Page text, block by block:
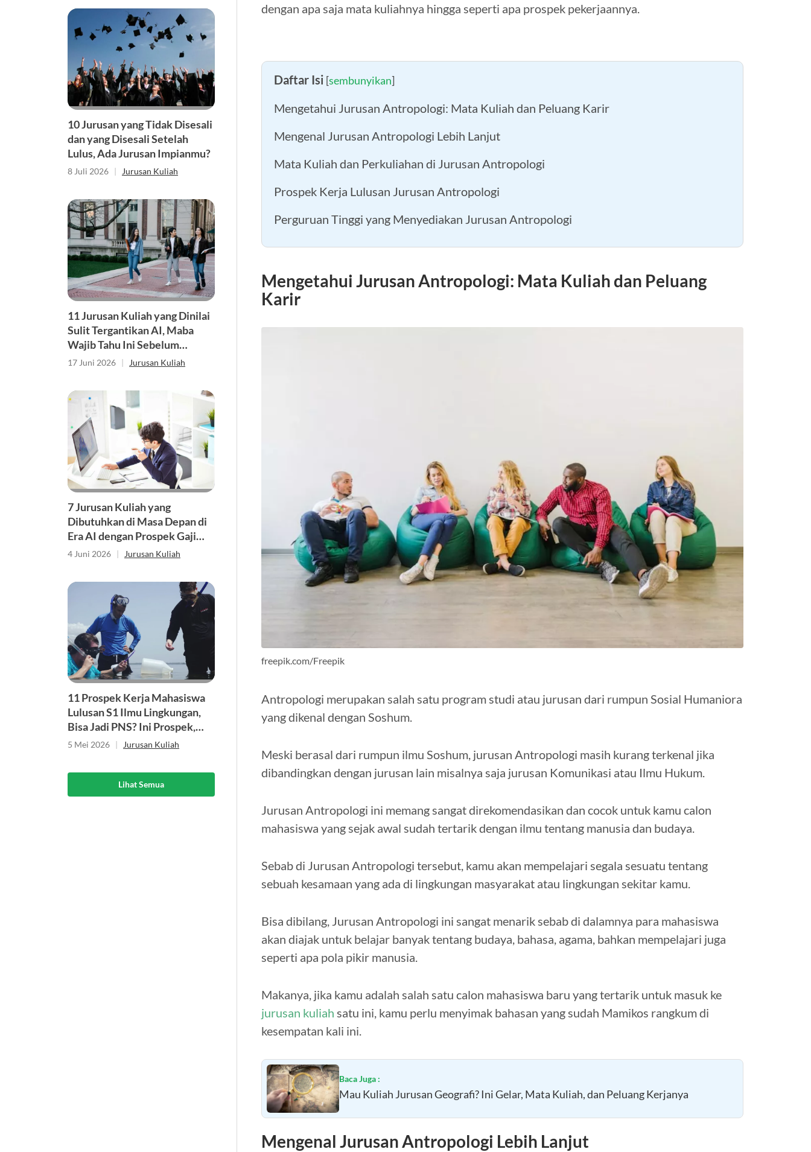
10 Jurusan yang Tidak Disesali
dan yang Disesali Setelah
Lulus, Ada Jurusan Impianmu?
8 Juli 2026 | Jurusan Kuliah
11 Jurusan Kuliah yang Dinilai
Sulit Tergantikan AI, Maba
Wajib Tahu Ini Sebelum
Memilih Jurusan
17 Juni 2026 | Jurusan Kuliah
7 Jurusan Kuliah yang
Dibutuhkan di Masa Depan di
Era AI dengan Prospek Gaji
Tinggi
4 Juni 2026 | Jurusan Kuliah
11 Prospek Kerja Mahasiswa
Lulusan S1 Ilmu Lingkungan,
Bisa Jadi PNS? Ini Prospek,
Skill, dan Gelarnya
5 Mei 2026 | Jurusan Kuliah
Lihat Semua
dengan apa saja mata kuliahnya hingga seperti apa prospek pekerjaannya.
Daftar Isi [sembunyikan]
Mengetahui Jurusan Antropologi: Mata Kuliah dan Peluang Karir
Mengenal Jurusan Antropologi Lebih Lanjut
Mata Kuliah dan Perkuliahan di Jurusan Antropologi
Prospek Kerja Lulusan Jurusan Antropologi
Perguruan Tinggi yang Menyediakan Jurusan Antropologi
Mengetahui Jurusan Antropologi: Mata Kuliah dan Peluang
Karir
freepik.com/Freepik
Antropologi merupakan salah satu program studi atau jurusan dari rumpun Sosial Humaniora
yang dikenal dengan Soshum.
Meski berasal dari rumpun ilmu Soshum, jurusan Antropologi masih kurang terkenal jika
dibandingkan dengan jurusan lain misalnya saja jurusan Komunikasi atau Ilmu Hukum.
Jurusan Antropologi ini memang sangat direkomendasikan dan cocok untuk kamu calon
mahasiswa yang sejak awal sudah tertarik dengan ilmu tentang manusia dan budaya.
Sebab di Jurusan Antropologi tersebut, kamu akan mempelajari segala sesuatu tentang
sebuah kesamaan yang ada di lingkungan masyarakat atau lingkungan sekitar kamu.
Bisa dibilang, Jurusan Antropologi ini sangat menarik sebab di dalamnya para mahasiswa
akan diajak untuk belajar banyak tentang budaya, bahasa, agama, bahkan mempelajari juga
seperti apa pola pikir manusia.
Makanya, jika kamu adalah salah satu calon mahasiswa baru yang tertarik untuk masuk ke
jurusan kuliah satu ini, kamu perlu menyimak bahasan yang sudah Mamikos rangkum di
kesempatan kali ini.
Baca Juga :
Mau Kuliah Jurusan Geografi? Ini Gelar, Mata Kuliah, dan Peluang Kerjanya
Mengenal Jurusan Antropologi Lebih Lanjut